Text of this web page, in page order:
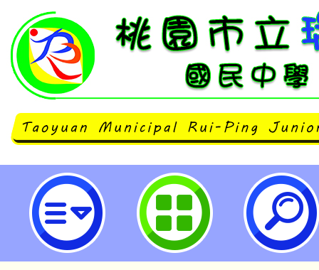
清明連續假期(4月1日至4月5日)將
學生及家長水域安全與救溺之宣導
民中學